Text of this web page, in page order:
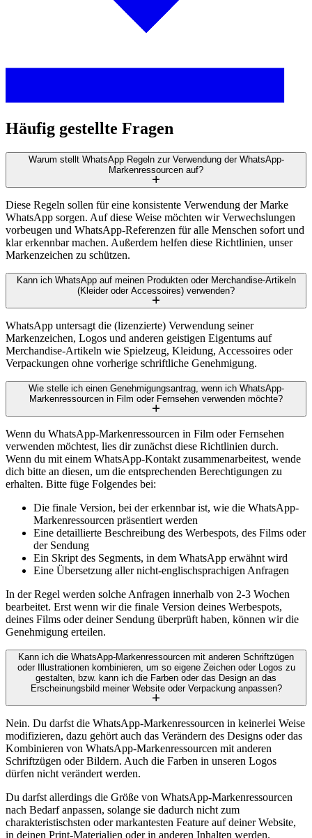
Häufig gestellte Fragen
Warum stellt WhatsApp Regeln zur Verwendung der WhatsApp-
Markenressourcen auf?
Diese Regeln sollen für eine konsistente Verwendung der Marke
WhatsApp sorgen. Auf diese Weise möchten wir Verwechslungen
vorbeugen und WhatsApp-Referenzen für alle Menschen sofort und
klar erkennbar machen. Außerdem helfen diese Richtlinien, unser
Markenzeichen zu schützen.
Kann ich WhatsApp auf meinen Produkten oder Merchandise-Artikeln
(Kleider oder Accessoires) verwenden?
WhatsApp untersagt die (lizenzierte) Verwendung seiner
Markenzeichen, Logos und anderen geistigen Eigentums auf
Merchandise-Artikeln wie Spielzeug, Kleidung, Accessoires oder
Verpackungen ohne vorherige schriftliche Genehmigung.
Wie stelle ich einen Genehmigungsantrag, wenn ich WhatsApp-
Markenressourcen in Film oder Fernsehen verwenden möchte?
Wenn du WhatsApp-Markenressourcen in Film oder Fernsehen
verwenden möchtest, lies dir zunächst diese Richtlinien durch.
Wenn du mit einem WhatsApp-Kontakt zusammenarbeitest, wende
dich bitte an diesen, um die entsprechenden Berechtigungen zu
erhalten. Bitte füge Folgendes bei:
Die finale Version, bei der erkennbar ist, wie die WhatsApp-
Markenressourcen präsentiert werden
Eine detaillierte Beschreibung des Werbespots, des Films oder
der Sendung
Ein Skript des Segments, in dem WhatsApp erwähnt wird
Eine Übersetzung aller nicht-englischsprachigen Anfragen
In der Regel werden solche Anfragen innerhalb von 2-3 Wochen
bearbeitet. Erst wenn wir die finale Version deines Werbespots,
deines Films oder deiner Sendung überprüft haben, können wir die
Genehmigung erteilen.
Kann ich die WhatsApp-Markenressourcen mit anderen Schriftzügen
oder Illustrationen kombinieren, um so eigene Zeichen oder Logos zu
gestalten, bzw. kann ich die Farben oder das Design an das
Erscheinungsbild meiner Website oder Verpackung anpassen?
Nein. Du darfst die WhatsApp-Markenressourcen in keinerlei Weise
modifizieren, dazu gehört auch das Verändern des Designs oder das
Kombinieren von WhatsApp-Markenressourcen mit anderen
Schriftzügen oder Bildern. Auch die Farben in unseren Logos
dürfen nicht verändert werden.
Du darfst allerdings die Größe von WhatsApp-Markenressourcen
nach Bedarf anpassen, solange sie dadurch nicht zum
charakteristischsten oder markantesten Feature auf deiner Website,
in deinen Print-Materialien oder in anderen Inhalten werden.